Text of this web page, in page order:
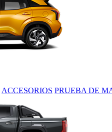
ACCESORIOS PRUEBA DE